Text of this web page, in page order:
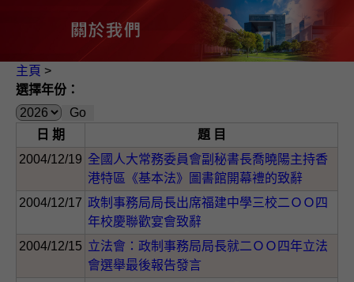
主頁 >
選擇年份：
日 期
題 目
2004/12/19 全國人大常務委員會副秘書長喬曉陽主持香
港特區《基本法》圖書館開幕禮的致辭
2004/12/17 政制事務局局長出席福建中學三校二ＯＯ四
年校慶聯歡宴會致辭
2004/12/15 立法會：政制事務局局長就二ＯＯ四年立法
會選舉最後報告發言